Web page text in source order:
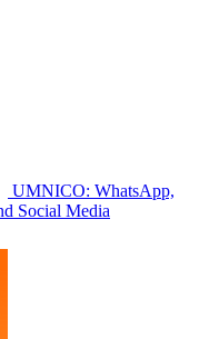
UMNICO: WhatsApp,
Social Media